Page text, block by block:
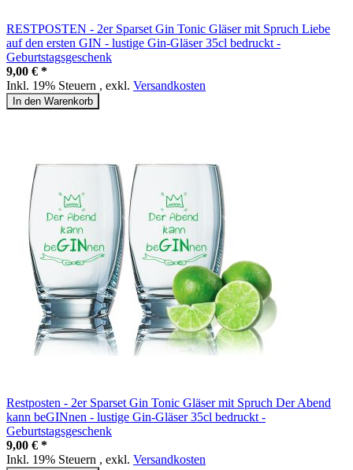
RESTPOSTEN - 2er Sparset Gin Tonic Gläser mit Spruch Liebe
auf den ersten GIN - lustige Gin-Gläser 35cl bedruckt -
Geburtstagsgeschenk
9,00 € *
Inkl. 19% Steuern , exkl. Versandkosten
In den Warenkorb
Restposten - 2er Sparset Gin Tonic Gläser mit Spruch Der Abend
kann beGINnen - lustige Gin-Gläser 35cl bedruckt -
Geburtstagsgeschenk
9,00 € *
Inkl. 19% Steuern , exkl. Versandkosten